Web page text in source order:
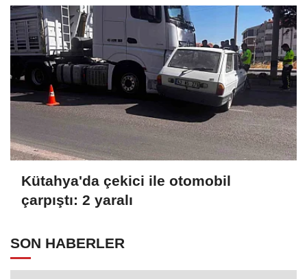
Kütahya'da çekici ile otomobil
çarpıştı: 2 yaralı
SON HABERLER